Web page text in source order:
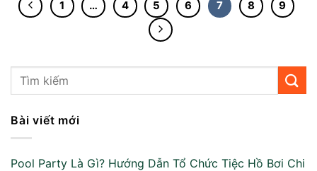
1 … 4 5 6 7 8 9
Bài viết mới
Pool Party Là Gì? Hướng Dẫn Tổ Chức Tiệc Hồ Bơi Chi